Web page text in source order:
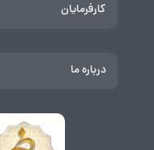
کارفرمایان
درباره ما